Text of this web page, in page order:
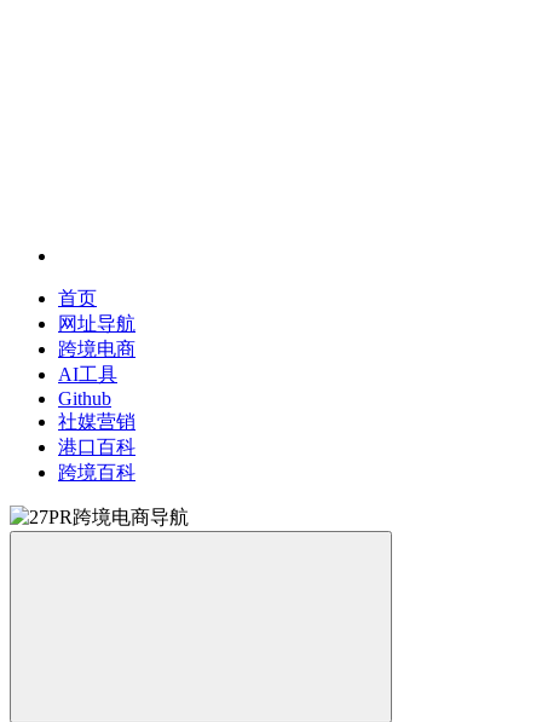
首页
网址导航
跨境电商
AI工具
Github
社媒营销
港口百科
跨境百科